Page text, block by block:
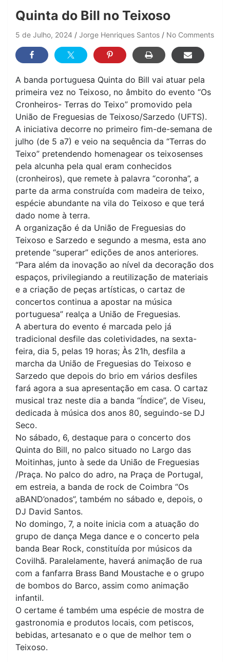
Quinta do Bill no Teixoso
5 de Julho, 2024 Jorge Henriques Santos No Comments
A banda portuguesa Quinta do Bill vai atuar pela
primeira vez no Teixoso, no âmbito do evento “Os
Cronheiros- Terras do Teixo” promovido pela
União de Freguesias de Teixoso/Sarzedo (UFTS).
A iniciativa decorre no primeiro fim-de-semana de
julho (de 5 a7) e veio na sequência da “Terras do
Teixo” pretendendo homenagear os teixosenses
pela alcunha pela qual eram conhecidos
(cronheiros), que remete à palavra “coronha”, a
parte da arma construída com madeira de teixo,
espécie abundante na vila do Teixoso e que terá
dado nome à terra.
A organização é da União de Freguesias do
Teixoso e Sarzedo e segundo a mesma, esta ano
pretende “superar” edições de anos anteriores.
“Para além da inovação ao nível da decoração dos
espaços, privilegiando a reutilização de materiais
e a criação de peças artísticas, o cartaz de
concertos continua a apostar na música
portuguesa” realça a União de Freguesias.
A abertura do evento é marcada pelo já
tradicional desfile das coletividades, na sexta-
feira, dia 5, pelas 19 horas; Às 21h, desfila a
marcha da União de Freguesias do Teixoso e
Sarzedo que depois do brio em vários desfiles
fará agora a sua apresentação em casa. O cartaz
musical traz neste dia a banda “Índice”, de Viseu,
dedicada à música dos anos 80, seguindo-se DJ
Seco.
No sábado, 6, destaque para o concerto dos
Quinta do Bill, no palco situado no Largo das
Moitinhas, junto à sede da União de Freguesias
/Praça. No palco do adro, na Praça de Portugal,
em estreia, a banda de rock de Coimbra “Os
aBAND’onados”, também no sábado e, depois, o
DJ David Santos.
No domingo, 7, a noite inicia com a atuação do
grupo de dança Mega dance e o concerto pela
banda Bear Rock, constituída por músicos da
Covilhã. Paralelamente, haverá animação de rua
com a fanfarra Brass Band Moustache e o grupo
de bombos do Barco, assim como animação
infantil.
O certame é também uma espécie de mostra de
gastronomia e produtos locais, com petiscos,
bebidas, artesanato e o que de melhor tem o
Teixoso.